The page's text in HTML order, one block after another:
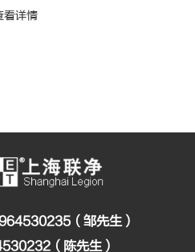
看详情
（邹先生）
（陈先生）